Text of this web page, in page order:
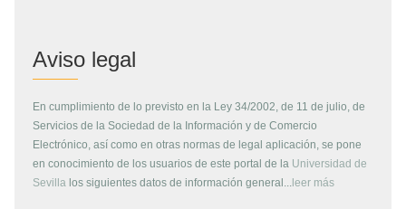
Aviso legal
En cumplimiento de lo previsto en la Ley 34/2002, de 11 de julio, de
Servicios de la Sociedad de la Información y de Comercio
Electrónico, así como en otras normas de legal aplicación, se pone
en conocimiento de los usuarios de este portal de la Universidad de
Sevilla los siguientes datos de información general... leer más